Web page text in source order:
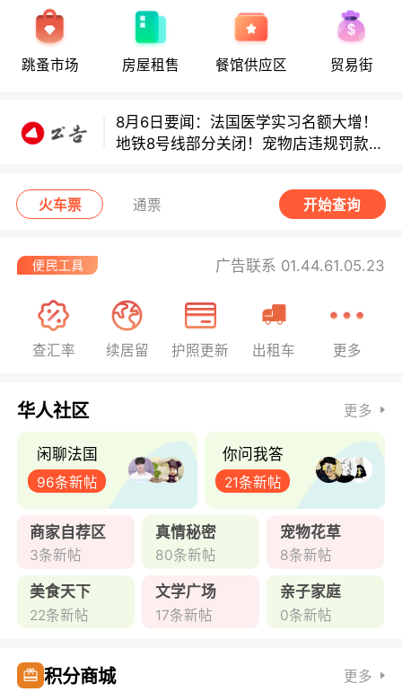
跳蚤市场 房屋租售 餐馆供应区 贸易街
地铁8号线部分关闭！宠物店违规罚款出
炉！
巴黎地铁音乐家海选启动！
8月6日要闻：法国医学实习名额大增！
地铁8号线部分关闭！宠物店违规罚款出
巴黎地铁音乐家海选启动！
火车票 通票 开始查询
广告联系 01.44.61.05.23
查汇率 续居留 护照更新 出租车 更多
华人社区 更多
闲聊法国
96条新帖
你问我答
21条新帖
商家自荐区
3条新帖
真情秘密
80条新帖
宠物花草
8条新帖
美食天下
22条新帖
文学广场
17条新帖
亲子家庭
0条新帖
积分商城 更多